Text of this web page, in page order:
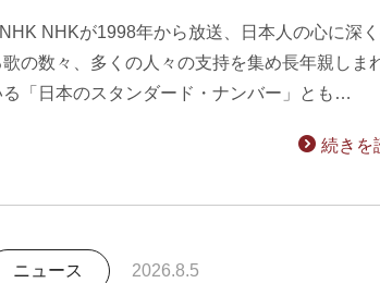
NHKが1998年から放送、日本人の心に深
歌の数々、多くの人々の支持を集め長年親しま
る「日本のスタンダード・ナンバー」とも…
続きを
ニュース 2026.8.5